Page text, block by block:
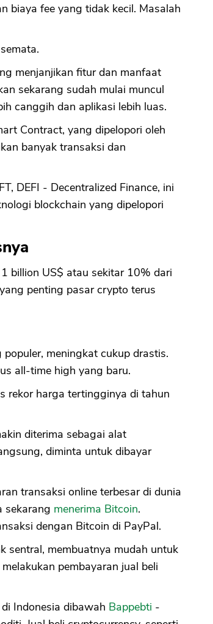
biaya fee yang tidak kecil. Masalah
menjanjikan fitur dan manfaat
sekarang sudah mulai muncul
canggih dan aplikasi lebih luas.
Contract, yang dipelopori oleh
banyak transaksi dan
DEFI - Decentralized Finance, ini
blockchain yang dipelopori
billion US$ atau sekitar 10% dari
penting pasar crypto terus
meningkat cukup drastis.
all-time high yang baru.
rekor harga tertingginya di tahun
diterima sebagai alat
diminta untuk dibayar
transaksi online terbesar di dunia
sekarang menerima Bitcoin.
dengan Bitcoin di PayPal.
sentral, membuatnya mudah untuk
pembayaran jual beli
Indonesia dibawah Bappebti -